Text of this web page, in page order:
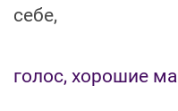
себе,
голос, хорошие